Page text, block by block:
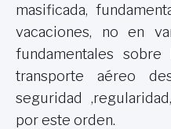
masificada,
vacaciones, no en
fundamentales
transporte aéreo
seguridad
por este orden.